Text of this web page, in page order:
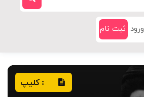
ورود ثبت نام
: کلیپ